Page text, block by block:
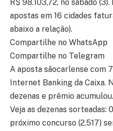
R$ 98.103,72, no sábado
apostas em 16 cidades
abaixo a relação).
Compartilhe no WhatsApp
Compartilhe no Telegram
A aposta sãocarlense com
Internet Banking da Caixa.
dezenas e prêmio acumulou.
Veja as dezenas sorteadas:
próximo concurso (2.517)